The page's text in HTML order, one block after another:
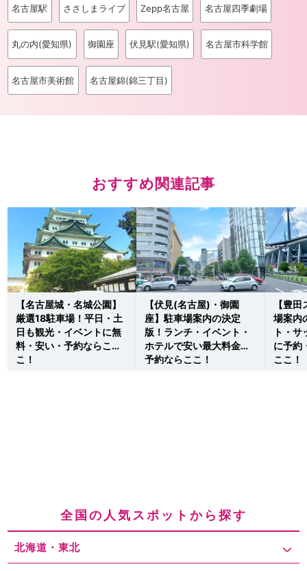
名古屋駅 ささしまライブ Zepp名古屋 名古屋四季劇場
丸の内(愛知県) 御園座 伏見駅(愛知県) 名古屋市科学館
名古屋市美術館 名古屋錦(錦三丁目)
おすすめ関連記事
【名古屋城・名城公園】
厳選18駐車場！平日・土
日も観光・イベントに無
料・安い・予約ならこ
こ！
【伏見(名古屋)・御園
座】駐車場案内の決定
版！ランチ・イベント・
ホテルで安い最大料金・
予約ならここ！
【豊
場案内
ト・
に予約
ここ！
全国の人気スポットから探す
北海道・東北